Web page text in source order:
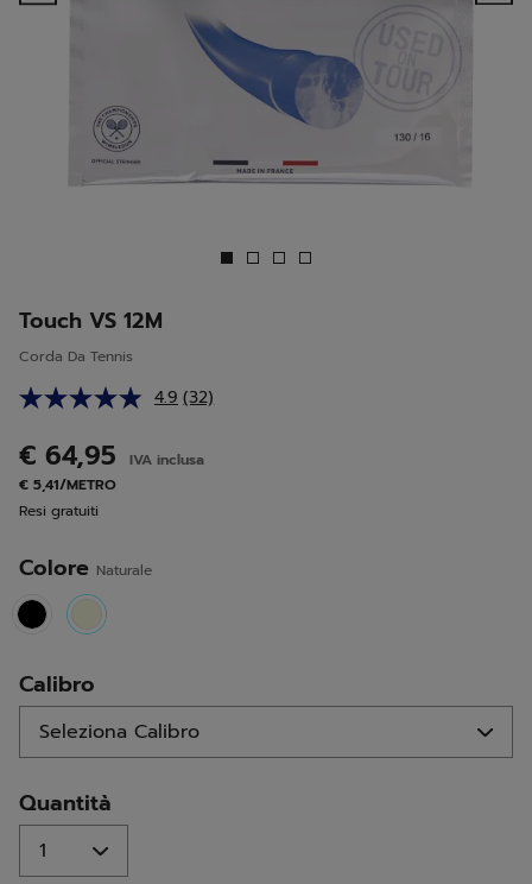
Touch VS 12M
Corda Da Tennis
4.9 Leggi
Stesso
(32)
€ 64,95
IVA inclusa
€ 5,41/METRO
Resi gratuiti
Colore Naturale
selected
Calibro
Quantità